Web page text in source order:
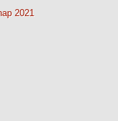
2021